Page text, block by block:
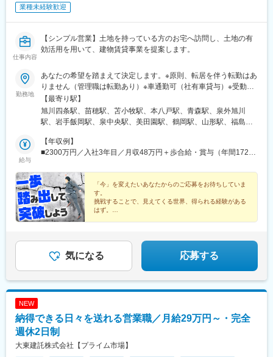
業種未経験歓迎
仕事内容
【シンプル営業】土地を持っている方のお宅へ訪問し、土地の有
効活用を用いて、建物賃貸事業を提案します。
勤務地
あなたの希望を踏まえて決定します。※原則、転居を伴う転勤はあ
りません（管理職は転勤あり）※車通勤可（社有車貸与）※受動喫
煙対策あり※支店ごと常に募集人数の変動があります。配属希望支
店の空き状況は、ご応募時にご確認ください【本社】東京都港区
港南2-16-1 品川イーストワンタワー21～24階（各線「品川駅」
活事情に配慮して働きやすい環境づくりを進めています。
【最寄り駅】
旭川四条駅、苗穂駅、苫小牧駅、本八戸駅、青森駅、泉外旭川
駅、岩手飯岡駅、泉中央駅、美田園駅、鶴岡駅、山形駅、福島駅
松本駅、不二越駅、金沢駅、新福井駅、江曽島駅、小山駅、太田
駅(群馬県)、前橋大島駅、高崎駅、新白岡駅、上熊谷駅、北上尾
木駅、東所沢駅、春日部駅、越谷駅、三郷中央駅、水戸駅、つく
ば駅、守谷駅、柏の葉キャンパス駅、公津の杜駅、県庁前駅(千葉
県)、上総村上駅、八千代緑が丘駅、東松戸駅、西船橋駅、三鷹
駅、恋ケ窪駅、武蔵砂川駅、甲州街道駅、河辺駅、北八王子駅、
町田駅、相模原駅、百合ケ丘駅、津田山駅、東門前駅、仲町台
奈川県)、六会日大前駅、社家駅、宮山駅、富水駅、常永駅、御殿
場駅、三島広小路駅、富士根駅、清水駅(静岡県)、東静岡駅、藤枝
駅、高塚駅、自動車学校前駅、船町駅、豊川駅、岡崎駅、亀島
田駅(滋賀県)、福知山駅、桂駅、東野駅(京都府)、伏見駅(京都
府)、藤阪駅、星ケ丘駅(大阪府)、池田駅(大阪府)、門真南駅、水無
瀬駅、ＪＲ総持寺駅、荒本駅、河内天美駅、深井駅、泉佐野駅、
尼崎駅(阪神線)、打出駅、西明石駅、別府駅(兵庫県)、手柄駅、網
給与
【年収例】
■2300万円／入社3年目／月収48万円＋歩合給・賞与（年間1724
「今」を変えたいあなたからのご応募をお待ちしていま
す。
挑戦することで、見えてくる世界、得られる経験がある
はず。
気になる 応募する
NEW
納得できる日々を送れる営業職／月給29万円～・完全
週休2日制
大東建託株式会社【プライム市場】